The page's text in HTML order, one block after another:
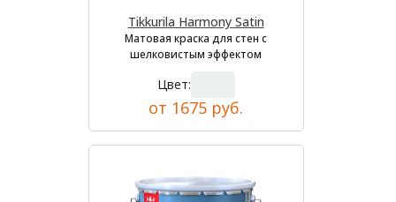
Tikkurila Harmony Satin
Матовая краска для стен с
шелковистым эффектом
Цвет:
от 1675 руб.